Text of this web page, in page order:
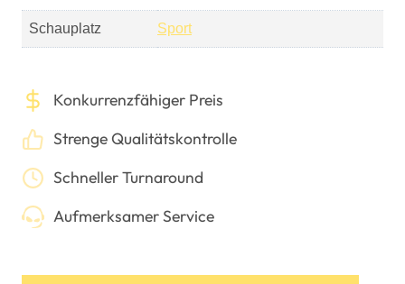
Schauplatz Sport
Konkurrenzfähiger Preis
Strenge Qualitätskontrolle
Schneller Turnaround
Aufmerksamer Service